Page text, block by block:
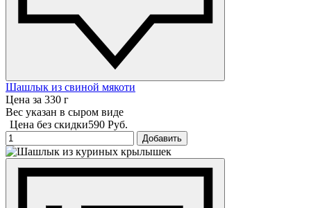
Шашлык из свиной мякоти
Цена за 330 г
Вес указан в сыром виде
Цена без скидки590 Руб.
Добавить